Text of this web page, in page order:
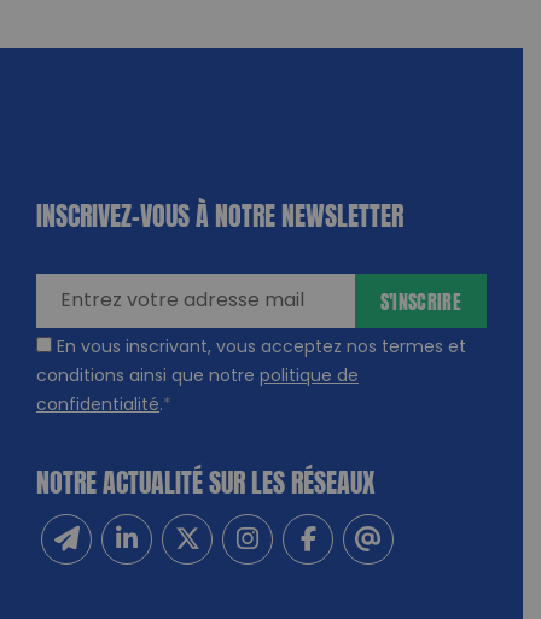
INSCRIVEZ-VOUS À NOTRE NEWSLETTER
En vous inscrivant, vous acceptez nos termes et
conditions ainsi que notre politique de
confidentialité.*
S'INSCRIRE
NOTRE ACTUALITÉ SUR LES RÉSEAUX